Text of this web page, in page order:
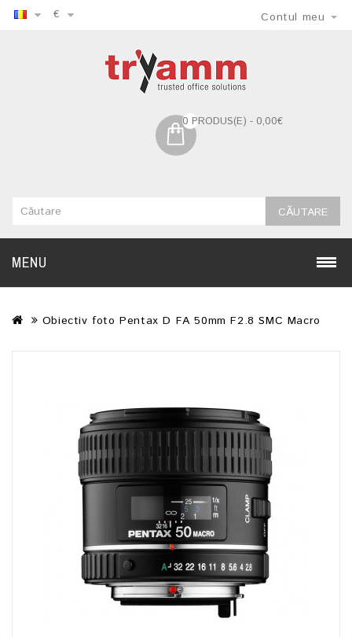
€ Contul meu
0 PRODUS(E) - 0,00€
CĂUTARE
MENU
Obiectiv foto Pentax D FA 50mm F2.8 SMC Macro